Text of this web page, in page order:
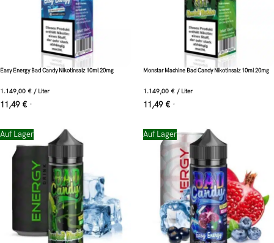
Easy Energy Bad Candy Nikotinsalz 10ml 20mg
1.149,00 € / Liter
11,49 € *
Monstar Machine Bad Candy Nikotinsalz 10ml 20mg
1.149,00 € / Liter
11,49 € *
Auf Lager Auf Lager